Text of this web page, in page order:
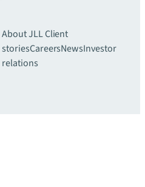
About JLLClient
storiesCareersNewsInvestor
relations